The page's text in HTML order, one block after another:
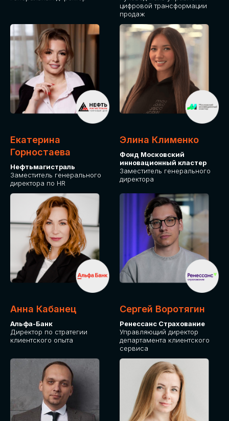
цифровой трансформации
продаж
Екатерина
Горностаева
Нефтьмагистраль
Заместитель генерального
директора по HR
Элина Клименко
Фонд Московский
инновационный кластер
Заместитель генерального
директора
Анна Кабанец
Альфа-Банк
Директор по стратегии
клиентского опыта
Сергей Воротягин
Ренессанс Страхование
Управляющий директор
департамента клиентского
сервиса
Приглашаем стать партнером GLOBAL
TECH FORUM и презентовать ваши
решения целевой аудитории. Будем
рады сотрудничеству!
СТАНЬТЕ
ЭКСПОНЕНТОМ
ПОДАТЬ ЗАЯВКУ
IT Solutions for Business
СТОИМОСТЬ
УЧАСТИЯ